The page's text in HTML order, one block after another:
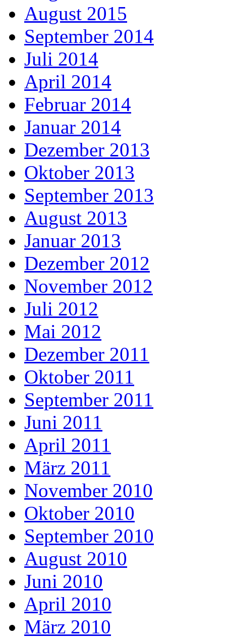
August 2015
September 2014
Juli 2014
April 2014
Februar 2014
Januar 2014
Dezember 2013
Oktober 2013
September 2013
August 2013
Januar 2013
Dezember 2012
November 2012
Juli 2012
Mai 2012
Dezember 2011
Oktober 2011
September 2011
Juni 2011
April 2011
März 2011
November 2010
Oktober 2010
September 2010
August 2010
Juni 2010
April 2010
März 2010